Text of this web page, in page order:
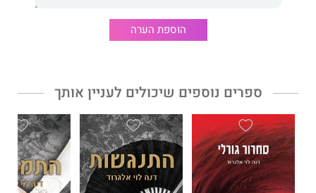
שמי הוא דוקטור איזבלה דלה טורו, ואני רופאה.
המוח שלי דורש שאברח, אך ללב שלי יש תוכניות משלו.
גבריאלהוא רומן פשע חושני וסוחף, והחלק הראשון בטרילוגיית
המלאכים מג'רזי,סדרת הבת לסדרה האייקוניתהתנגשות,מאפשרת
לקוראים להיפגש שוב עם הפושעים הלוהטים מבוסטון.
ספריה הקודמים שלדנה לוי אלגרודהיו כולם לרבי־מכר.
הוספת הערה
ספרים נוספים שיכולים לעניין אותך